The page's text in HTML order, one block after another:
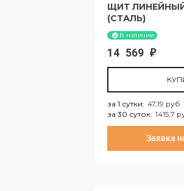
ЩИТ ЛИНЕЙНЫЙ
(СТАЛЬ)
В наличии
14 569 ₽
за 1 сутки: 47,19 руб
за 30 суток: 1415,7
за 30 суток:
Заявка